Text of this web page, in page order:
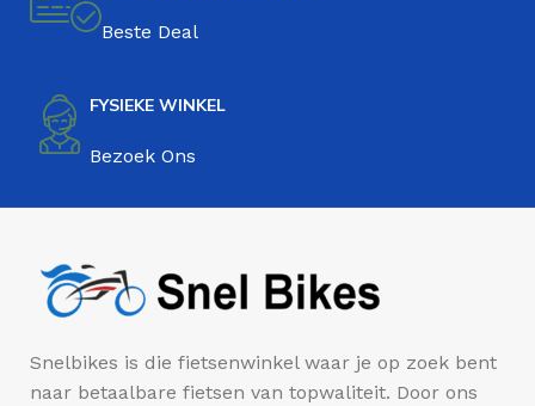
Beste Deal
FYSIEKE WINKEL
Bezoek Ons
Snelbikes is die fietsenwinkel waar je op zoek bent
naar betaalbare fietsen van topwaliteit. Door ons